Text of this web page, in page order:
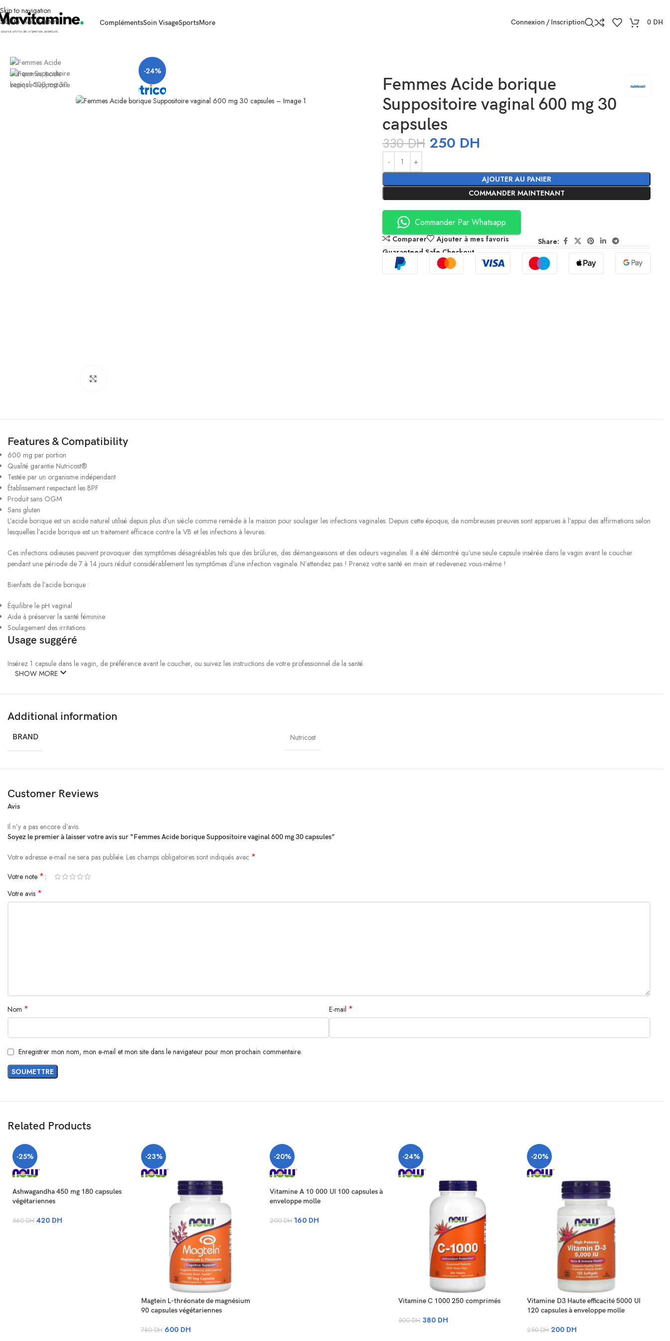
Skip to navigation
Skip to main content
ComplémentsSoin VisageSportsMore Connexion / Inscription 0 DH
Accueil Compléments
-24%
Femmes Acide borique
Suppositoire vaginal 600 mg 30
capsules
330DH 250 DH
AJOUTER AU PANIER
COMMANDER MAINTENANT
Alternative:
Commander Par Whatsapp
Comparer Ajouter à mes favoris
Share:
Guaranteed Safe Checkout
Features & Compatibility
600 mg par portion
Qualité garantie Nutricost®
Testée par un organisme indépendant
Établissement respectant les BPF
Produit sans OGM
Sans gluten
L’acide borique est un acide naturel utilisé depuis plus d’un siècle comme remède à la maison pour soulager les infections vaginales. Depuis cette époque, de nombreuses preuves sont apparues à l’appui des affirmations selon
lesquelles l’acide borique est un traitement efficace contre la VB et les infections à levures.
Ces infections odieuses peuvent provoquer des symptômes désagréables tels que des brûlures, des démangeaisons et des odeurs vaginales. Il a été démontré qu’une seule capsule insérée dans le vagin avant le coucher
pendant une période de 7 à 14 jours réduit considérablement les symptômes d’une infection vaginale. N’attendez pas ! Prenez votre santé en main et redevenez vous-même !
Bienfaits de l’acide borique :
Équilibre le pH vaginal
Aide à préserver la santé féminine
Soulagement des irritations
Usage suggéré
Insérez 1 capsule dans le vagin, de préférence avant le coucher, ou suivez les instructions de votre professionnel de la santé.
SHOW MORE
Additional information
BRAND Nutricost
Customer Reviews
Avis
Il n’y a pas encore d’avis.
Soyez le premier à laisser votre avis sur “Femmes Acide borique Suppositoire vaginal 600 mg 30 capsules”
Votre adresse e-mail ne sera pas publiée. Les champs obligatoires sont indiqués avec *
Votre note *
Votre avis *
Nom * E-mail *
Enregistrer mon nom, mon e-mail et mon site dans le navigateur pour mon prochain commentaire.
Alternative:
Related Products
-25%
Ashwagandha 450 mg 180 capsules
végétariennes
560DH 420 DH
-23%
Magtein L-thréonate de magnésium
90 capsules végétariennes
780DH 600 DH
-20%
Vitamine A 10 000 UI 100 capsules à
enveloppe molle
200DH 160 DH
-24%
Vitamine C 1000 250 comprimés
500DH 380 DH
-20%
Vitamine D3 Haute efficacité 5000 UI
120 capsules à enveloppe molle
250DH 200 DH